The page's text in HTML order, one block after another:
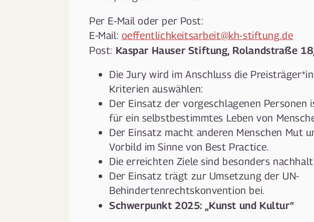
Per E-Mail oder per Post:
E-Mail: oeffentlichkeitsarbeit@kh-stiftung.de
Post: Kaspar Hauser Stiftung, Rolandstraße
Die Jury wird im Anschluss die
Kriterien auswählen:
Der Einsatz der vorgeschlagenen Personen
für ein selbstbestimmtes Leben von
Der Einsatz macht anderen Menschen Mut
Vorbild im Sinne von Best Practice.
Die erreichten Ziele sind besonders
Der Einsatz trägt zur Umsetzung der UN-
Behindertenrechtskonvention bei.
Schwerpunkt 2025: „Kunst und Kultur“